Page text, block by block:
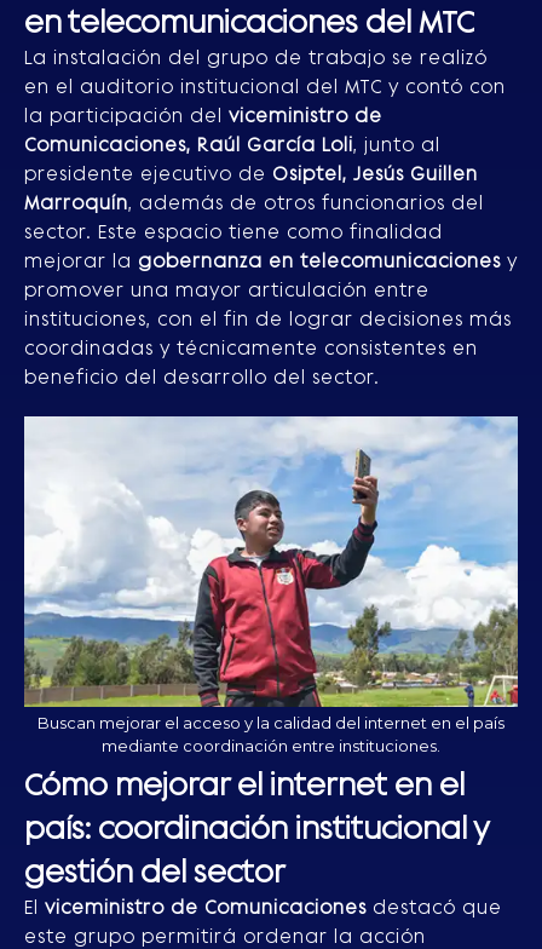
en telecomunicaciones del MTC
La instalación del grupo de trabajo se realizó
en el auditorio institucional del MTC y contó con
la participación del viceministro de
Comunicaciones, Raúl García Loli, junto al
presidente ejecutivo de Osiptel, Jesús Guillen
Marroquín, además de otros funcionarios del
sector. Este espacio tiene como finalidad
mejorar la gobernanza en telecomunicaciones y
promover una mayor articulación entre
instituciones, con el fin de lograr decisiones más
coordinadas y técnicamente consistentes en
beneficio del desarrollo del sector.
Buscan mejorar el acceso y la calidad del internet en el país
mediante coordinación entre instituciones.
Cómo mejorar el internet en el
país: coordinación institucional y
gestión del sector
El viceministro de Comunicaciones destacó que
este grupo permitirá ordenar la acción